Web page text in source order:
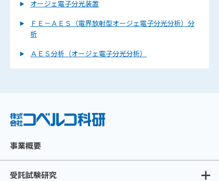
オージェ電子分光装置
ＦＥ－ＡＥＳ（電界放射型オージェ電子分光分析）分
析
ＡＥＳ分析（オージェ電子分光分析）
事業概要
受託試験研究